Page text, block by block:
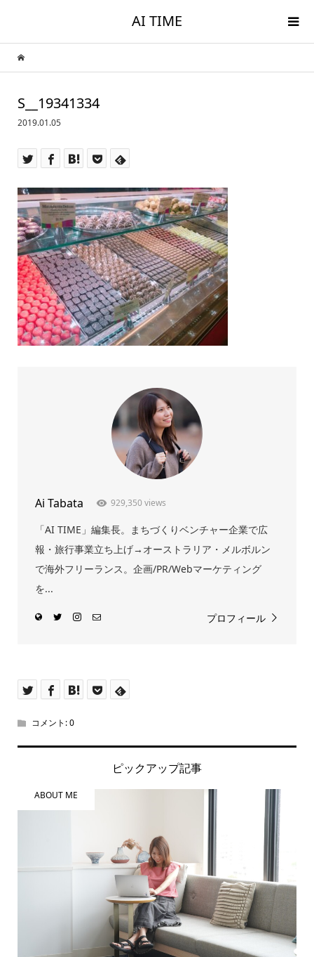
AI TIME
S__19341334
2019.01.05
Ai Tabata 929,350 views
「AI TIME」編集長。まちづくりベンチャー企業で広
報・旅行事業立ち上げ→オーストラリア・メルボルン
で海外フリーランス。企画/PR/Webマーケティング
を...
プロフィール
コメント:0
ピックアップ記事
ABOUT ME